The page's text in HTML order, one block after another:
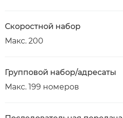
Скоростной набор
Макс. 200
Групповой набор/адресаты
Макс. 199 номеров